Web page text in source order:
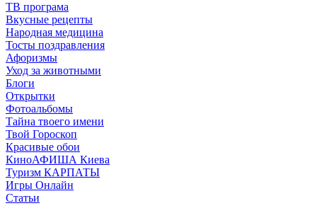
ТВ програма
Вкусные рецепты
Народная медицина
Тосты поздравления
Афоризмы
Уход за животными
Блоги
Открытки
Фотоальбомы
Тайна твоего имени
Твой Гороскоп
Красивые обои
КиноАФИША Киева
Туризм КАРПАТЫ
Игры Онлайн
Статьи